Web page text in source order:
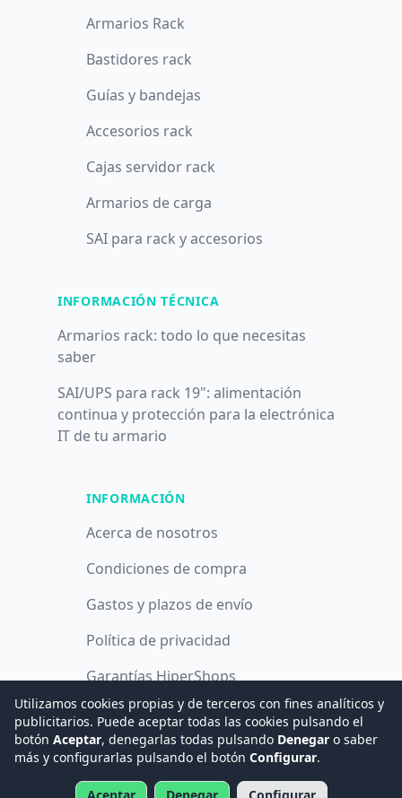
Armarios Rack
Bastidores rack
Guías y bandejas
Accesorios rack
Cajas servidor rack
Armarios de carga
SAI para rack y accesorios
INFORMACIÓN TÉCNICA
Armarios rack: todo lo que necesitas
saber
SAI/UPS para rack 19": alimentación
continua y protección para la electrónica
IT de tu armario
INFORMACIÓN
Acerca de nosotros
Condiciones de compra
Gastos y plazos de envío
Política de privacidad
Garantías HiperShops
Política de cookies
© 2008 -2026Hogar Digital e Inmótica Ingenieros, S.L.
Utilizamos cookies propias y de terceros con fines analíticos y
publicitarios. Puede aceptar todas las cookies pulsando el
botón Aceptar, denegarlas todas pulsando Denegar o saber
más y configurarlas pulsando el botón Configurar.